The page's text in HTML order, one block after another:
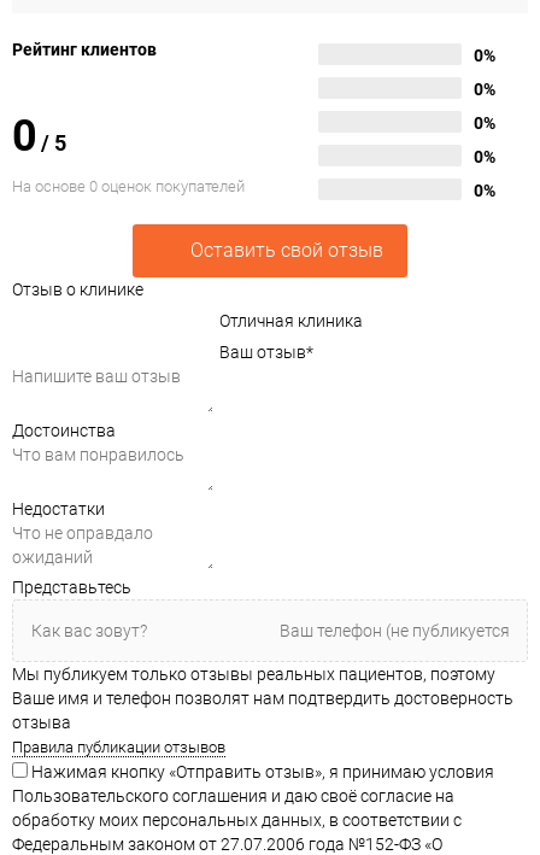
Рейтинг клиентов
0 / 5
На основе 0 оценок покупателей
0%
0%
0%
0%
0%
Оставить свой отзыв
Отзыв о клинике
Отличная клиника
Ваш отзыв*
Достоинства
Недостатки
Представьтесь
Мы публикуем только отзывы реальных пациентов, поэтому
Ваше имя и телефон позволят нам подтвердить достоверность
отзыва
Правила публикации отзывов
Нажимая кнопку «Отправить отзыв», я принимаю условия
Пользовательского соглашения и даю своё согласие на
обработку моих персональных данных, в соответствии с
Федеральным законом от 27.07.2006 года №152-ФЗ «О